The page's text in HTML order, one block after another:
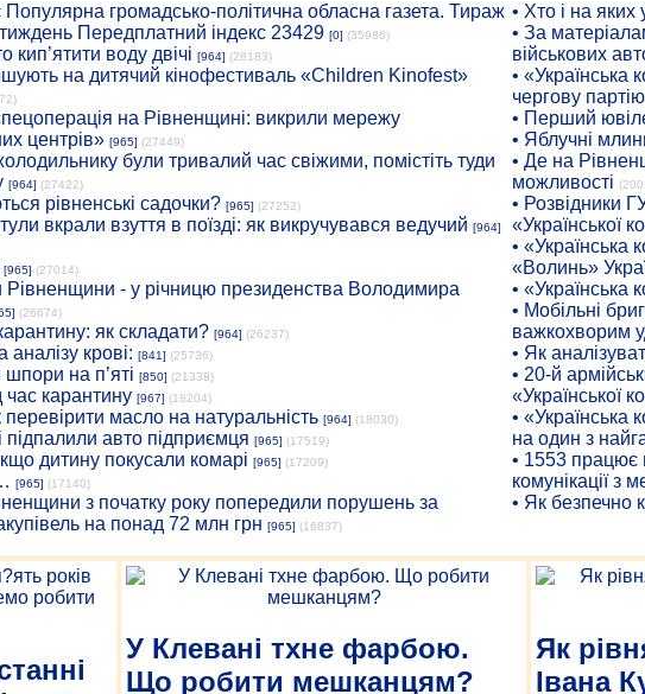
громадсько-політична обласна газета. Тираж
Передплатний індекс 23429 [0] (35986)
кип’ятити воду двічі [964] (28183)
на дитячий кінофестиваль «Children Kinofest»
на Рівненщині: викрили мережу
центрів» [965] (27449)
були тривалий час свіжими, помістіть туди
[964] (27422)
рівненські садочки? [965] (27252)
вкрали взуття в поїзді: як викручувався ведучий [964]
[965] (27014)
Рівненщини - у річницю президенства Володимира
(26674)
як складати? [964] (26237)
крові: [841] (25736)
на п’яті [850] (21338)
час карантину [967] (18204)
перевірити масло на натуральність [964] (18030)
підпалили авто підприємця [965] (17519)
дитину покусали комарі [965] (17209)
[965] (17140)
з початку року попередили порушень за
на понад 72 млн грн [965] (16837)
• Хто і на
• За
військових
• «Українська
чергову
• Перший
• Яблучні
• Де на
можливості
• Розвідники
«Української
• «Українська
«Волинь»
•
• Мобільні
важкохворим
• Як
• 20-й
«Української
• «Українська
на один з
• 1553 працює
комунікації з
• Як безпечно
У Клевані тхне фарбою.
Що робити мешканцям?
Як
Івана